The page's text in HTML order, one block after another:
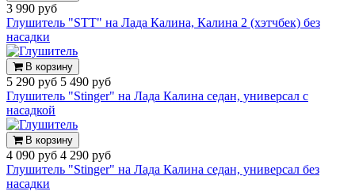
3 990 руб
Глушитель "STT" на Лада Калина, Калина 2 (хэтчбек) без
насадки
В корзину
5 290 руб 5 490 руб
Глушитель "Stinger" на Лада Калина седан, универсал с
насадкой
В корзину
4 090 руб 4 290 руб
Глушитель "Stinger" на Лада Калина седан, универсал без
насадки